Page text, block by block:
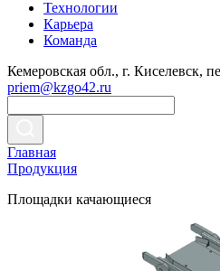
Технологии
Карьера
Команда
Кемеровская обл., г. Киселевск,
priem@kzgo42.ru
Главная
Продукция
Площадки качающиеся